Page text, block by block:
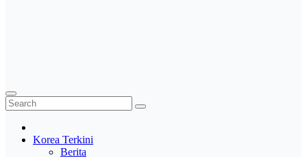
Korea Terkini
Berita